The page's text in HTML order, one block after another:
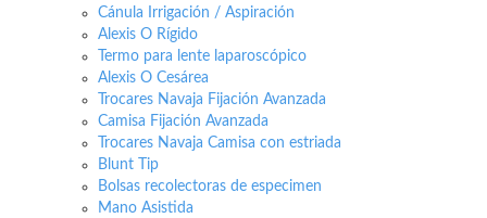
Cánula Irrigación / Aspiración
Alexis O Rígido
Termo para lente laparoscópico
Alexis O Cesárea
Trocares Navaja Fijación Avanzada
Camisa Fijación Avanzada
Trocares Navaja Camisa con estriada
Blunt Tip
Bolsas recolectoras de especimen
Mano Asistida